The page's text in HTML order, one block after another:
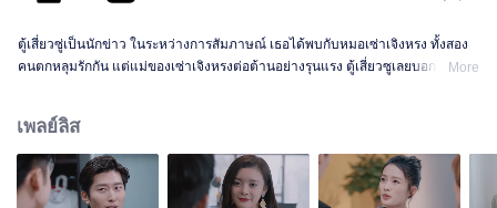
ตู้เสี่ยวซู่เป็นนักข่าว ในระหว่างการสัมภาษณ์ เธอได้พบกับหมอเซ่าเจิงหรง ทั้งสอง
คนตกหลุมรักกัน แต่แม่ของเซ่าเจิงหรงต่อต้านอย่างรุนแรง ตู้เสี่ยวซูเลยบอกเลิกกัน
โรงพยาบาลเพราะความอ่อนเพลีย ทั้งหมดนี้ เหลยอวี่เจิง เพื่อนของเซ่าเจิงหรงเห็น
ได้หมดแล้วแอบช่วยเธอไปเรื่อยๆ หลังจากเรื่องหลายๆ อย่างผ่านไป ตู้เสี่ยวซู่กับเหล
ยอวี่เจิงก็ได้ขจัดความเข้าใจผิดและอคติระหว่างทั้งสองด้วย
More
เพลย์ลิส